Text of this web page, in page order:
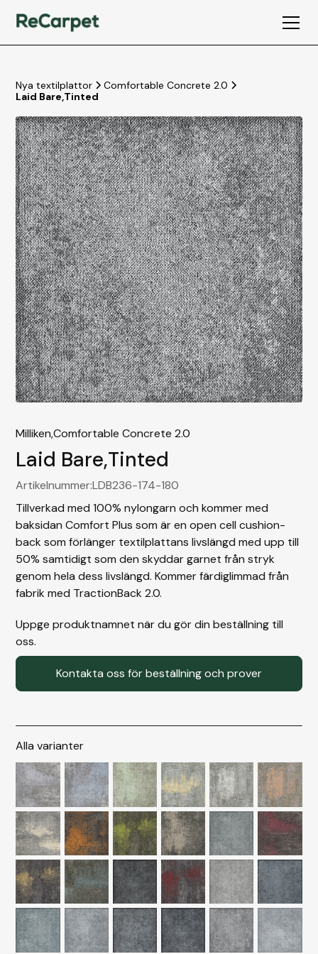
Nya textilplattor
Comfortable Concrete 2.0
Laid Bare,Tinted
Milliken,Comfortable Concrete 2.0
Laid Bare,Tinted
Artikelnummer:LDB236-174-180
Tillverkad med 100% nylongarn och kommer med
baksidan Comfort Plus som är en open cell cushion-
back som förlänger textilplattans livslängd med upp till
50% samtidigt som den skyddar garnet från stryk
genom hela dess livslängd. Kommer färdiglimmad från
fabrik med TractionBack 2.0.
Uppge produktnamnet när du gör din beställning till
oss.
Kontakta oss för beställning och prover
Alla varianter